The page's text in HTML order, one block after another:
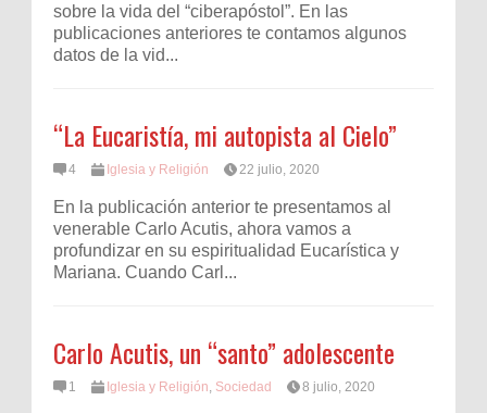
sobre la vida del “ciberapóstol”. En las
publicaciones anteriores te contamos algunos
datos de la vid...
“La Eucaristía, mi autopista al Cielo”
4 Iglesia y Religión 22 julio, 2020
En la publicación anterior te presentamos al
venerable Carlo Acutis, ahora vamos a
profundizar en su espiritualidad Eucarística y
Mariana. Cuando Carl...
Carlo Acutis, un “santo” adolescente
1 Iglesia y Religión Sociedad 8 julio, 2020